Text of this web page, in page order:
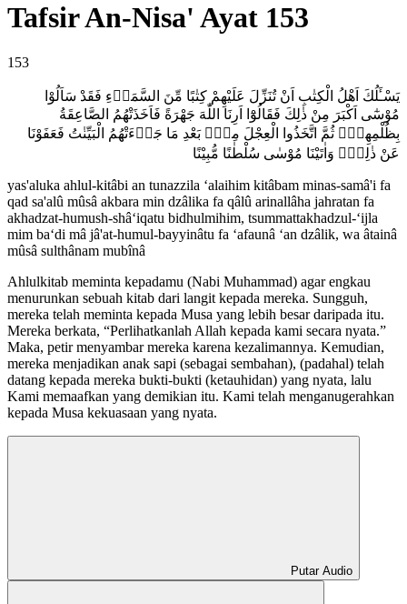
Tafsir An-Nisa' Ayat 153
153
يَسْـَٔلُكَ اَهْلُ الْكِتٰبِ اَنْ تُنَزِّلَ عَلَيْهِمْ كِتٰبًا مِّنَ السَّمَاۤءِ فَقَدْ سَاَلُوْا
مُوْسٰٓى اَكْبَرَ مِنْ ذٰلِكَ فَقَالُوْٓا اَرِنَا اللّٰهَ جَهْرَةً فَاَخَذَتْهُمُ الصَّاعِقَةُ
بِظُلْمِهِمْۚ ثُمَّ اتَّخَذُوا الْعِجْلَ مِنْۢ بَعْدِ مَا جَاۤءَتْهُمُ الْبَيِّنٰتُ فَعَفَوْنَا
عَنْ ذٰلِكَۚ وَاٰتَيْنَا مُوْسٰى سُلْطٰنًا مُّبِيْنًا
yas'aluka ahlul-kitâbi an tunazzila ‘alaihim kitâbam minas-samâ'i fa
qad sa'alû mûsâ akbara min dzâlika fa qâlû arinallâha jahratan fa
akhadzat-humush-shâ‘iqatu bidhulmihim, tsummattakhadzul-‘ijla
mim ba‘di mâ jâ'at-humul-bayyinâtu fa ‘afaunâ ‘an dzâlik, wa âtainâ
mûsâ sulthânam mubînâ
Ahlulkitab meminta kepadamu (Nabi Muhammad) agar engkau
menurunkan sebuah kitab dari langit kepada mereka. Sungguh,
mereka telah meminta kepada Musa yang lebih besar daripada itu.
Mereka berkata, “Perlihatkanlah Allah kepada kami secara nyata.”
Maka, petir menyambar mereka karena kezalimannya. Kemudian,
mereka menjadikan anak sapi (sebagai sembahan), (padahal) telah
datang kepada mereka bukti-bukti (ketauhidan) yang nyata, lalu
Kami memaafkan yang demikian itu. Kami telah menganugerahkan
kepada Musa kekuasaan yang nyata.
Putar Audio